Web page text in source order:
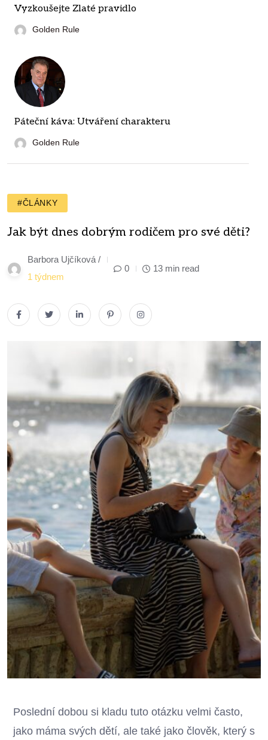
Vyzkoušejte Zlaté pravidlo
Golden Rule
Páteční káva: Utváření charakteru
Golden Rule
#ČLÁNKY
Jak být dnes dobrým rodičem pro své děti?
Barbora Ujčíková /
1 týdnem
0 13 min read
Poslední dobou si kladu tuto otázku velmi často,
jako máma svých dětí, ale také jako člověk, který s